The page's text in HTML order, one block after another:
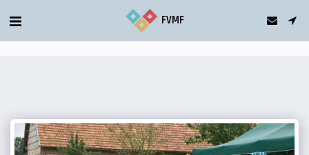
gtag('config', 'G-5T2FDQN1C0');
FVMF